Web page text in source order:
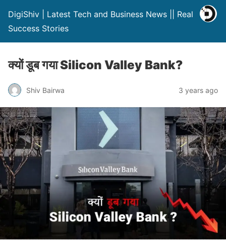
DigiShiv | Latest Tech and Business News || Real
Success Stories
क्यों डूब गया Silicon Valley Bank?
Shiv Bairwa 3 years ago